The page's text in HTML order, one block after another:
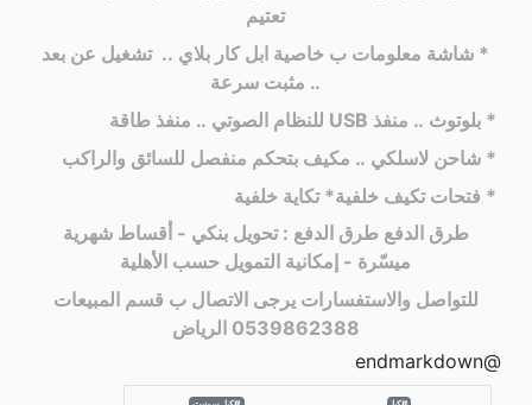
تعتيم
* شاشة معلومات ب خاصية ابل كار بلاي .. تشغيل عن بعد
.. مثبت سرعة
* بلوتوث .. منفذ USB للنظام الصوتي .. منفذ طاقة
* شاحن لاسلكي .. مكيف بتحكم منفصل للسائق والراكب
* فتحات تكيف خلفية* تكاية خلفية
طرق الدفع طرق الدفع : تحويل بنكي - أقساط شهرية
ميسّرة - إمكانية التمويل حسب الأهلية
للتواصل والاستفسارات يرجى الاتصال ب قسم المبيعات
0539862388 الرياض
@endmarkdown